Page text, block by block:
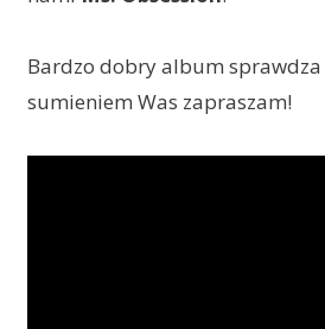
Bardzo dobry album
sumieniem Was zapraszam!